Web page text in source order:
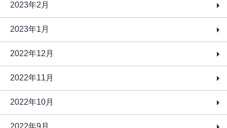
2023年2月
2023年1月
2022年12月
2022年11月
2022年10月
2022年9月